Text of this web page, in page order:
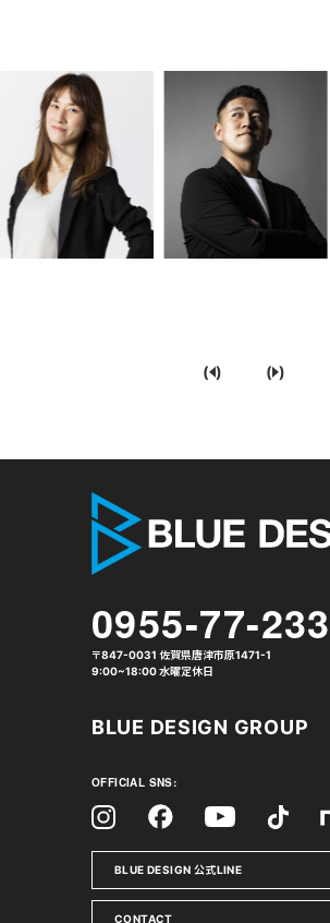
( ) ( )
0955-77-
〒847-0031 佐賀県唐津市原1471-1
9:00~18:00 水曜定休日
BLUE DESIGN GROUP
OFFICIAL SNS:
InstagramFacebookYouTube
BLUE DESIGN 公式LINE
CONTACT